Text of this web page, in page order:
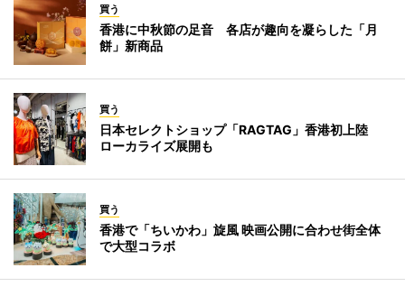
買う
香港に中秋節の足音 各店が趣向を凝らした「月
餅」新商品
買う
日本セレクトショップ「RAGTAG」香港初上陸
ローカライズ展開も
買う
香港で「ちいかわ」旋風 映画公開に合わせ街全体
で大型コラボ